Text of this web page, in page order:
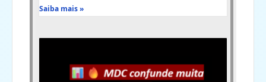
Saiba mais »